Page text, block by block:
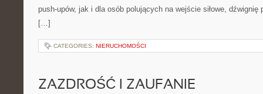
push-upów, jak i dla osób polujących na wejście siłowe, dźwignię
[…]
CATEGORIES: NIERUCHOMOŚCI
ZAZDROŚĆ I ZAUFANIE